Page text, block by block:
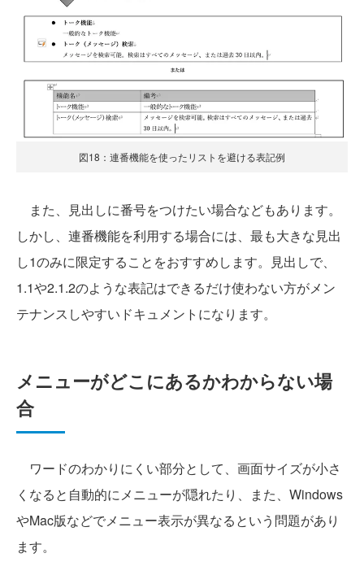
図18：連番機能を使ったリストを避ける表記例
また、見出しに番号をつけたい場合などもあります。
しかし、連番機能を利用する場合には、最も大きな見出
し1のみに限定することをおすすめします。見出しで、
1.1や2.1.2のような表記はできるだけ使わない方がメン
テナンスしやすいドキュメントになります。
メニューがどこにあるかわからない場
合
ワードのわかりにくい部分として、画面サイズが小さ
くなると自動的にメニューが隠れたり、また、Windows
やMac版などでメニュー表示が異なるという問題があり
ます。